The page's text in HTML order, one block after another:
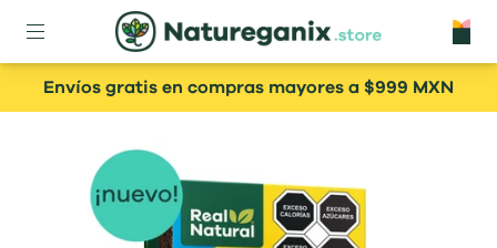
Envíos gratis en compras mayores a $999 MXN